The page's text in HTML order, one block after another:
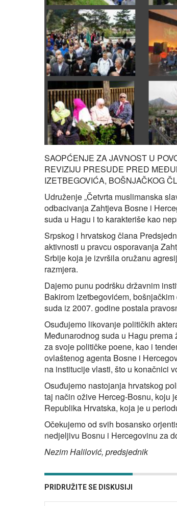
SAOPĆENJE ZA JAVNOST U
REVIZIJU PRESUDE PRED
IZETBEGOVIĆA, BOŠNJAČKOG
Udruženje „Četvrta muslimanska
odbacivanja Zahtjeva Bosne i
suda u Hagu i to karakteriše kao
Srpskog i hrvatskog člana
aktivnosti u pravcu osporavanja
Srbije koja je izvršila oružanu
razmjera.
Dajemo punu podršku državnim
Bakirom Izetbegovićem,
suda iz 2007. godine postala
Osuđujemo likovanje političkih
Međunarodnog suda u Hagu
za svoje političke poene, kao i
ovlaštenog agenta Bosne i
na institucije vlasti, što u konačnici
Osuđujemo nastojanja hrvatskog
taj način ožive Herceg-Bosnu, koju
Republika Hrvatska, koja je u
Očekujemo od svih bosansko
nedjeljivu Bosnu i Hercegovinu za
Nezim Halilović, predsjednik
PRIDRUŽITE SE DISKUSIJI